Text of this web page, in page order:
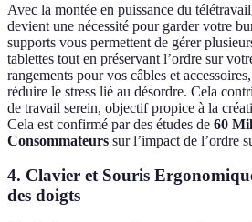
Avec la montée en puissance du
devient une nécessité pour garder votre
supports vous permettent de gérer
tablettes tout en préservant l’ordre sur
rangements pour vos câbles et
réduire le stress lié au désordre. Cela
de travail serein, objectif propice à la
Cela est confirmé par des études de 60
Consommateurs sur l’impact de l’ordre
4. Clavier et Souris
des doigts